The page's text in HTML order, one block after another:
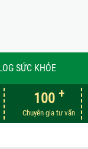
SỨC KHỎE
100 +
Chuyên gia tư vấn